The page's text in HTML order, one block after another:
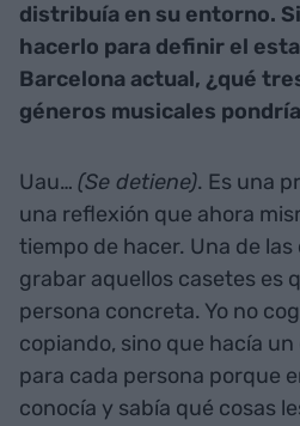
distribuía en su entorno.
hacerlo para definir el
Barcelona actual, ¿qué
géneros musicales
Uau… (Se detiene). Es una
una reflexión que ahora
tiempo de hacer. Una de
grabar aquellos casetes es
persona concreta. Yo no
copiando, sino que hacía
para cada persona porque
conocía y sabía qué cosas